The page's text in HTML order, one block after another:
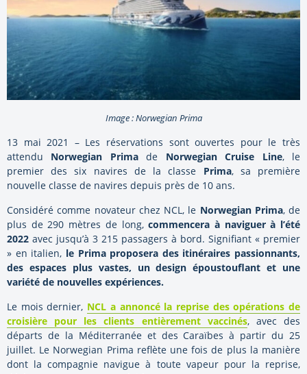
Image : Norwegian Prima
13 mai 2021 – Les réservations sont ouvertes pour le très
attendu Norwegian Primade Norwegian Cruise Line, le
premier des six navires de la classe Prima, sa première
nouvelle classe de navires depuis près de 10 ans.
Considéré comme novateur chez NCL, le Norwegian Prima, de
plus de 290 mètres de long,commencera à naviguer à l’été
2022 avec jusqu’à 3 215 passagers à bord. Signifiant « premier
» en italien, le Prima proposera des itinéraires passionnants,
des espaces plus vastes, un design époustouflant et une
variété de nouvelles expériences.
Le mois dernier, NCL a annoncé la reprise des opérations de
croisière pour les clients entièrement vaccinés, avec des
départs de la Méditerranée et des Caraïbes à partir du 25
juillet. Le Norwegian Prima reflète une fois de plus la manière
dont la compagnie navigue à toute vapeur pour la reprise,